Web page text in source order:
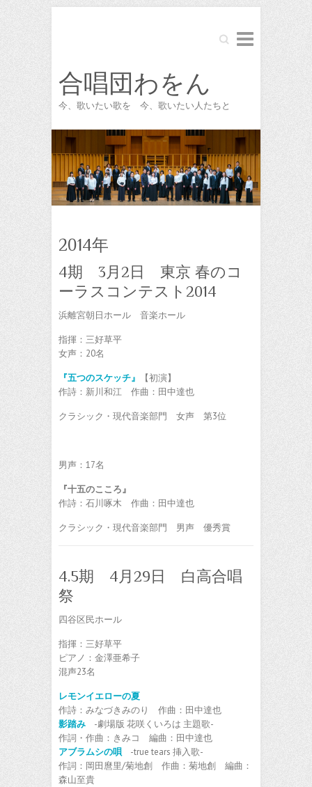
Search
合唱団わをん
今、歌いたい歌を 今、歌いたい人たちと
2014年
4期 3月2日 東京 春のコ
ーラスコンテスト2014
浜離宮朝日ホール 音楽ホール
指揮：三好草平
女声：20名
『五つのスケッチ』
【初演】
作詩：新川和江 作曲：田中達也
クラシック・現代音楽部門 女声 第3位
男声：17名
『十五のこころ』
作詩：石川啄木 作曲：田中達也
クラシック・現代音楽部門 男声 優秀賞
4.5期 4月29日 白高合唱
祭
四谷区民ホール
指揮：三好草平
ピアノ：金澤亜希子
混声23名
レモンイエローの夏
作詩：みなづきみのり 作曲：田中達也
影踏み -劇場版 花咲くいろは 主題歌-
作詞・作曲：きみコ 編曲：田中達也
アブラムシの唄 -true tears 挿入歌-
作詞：岡田麿里/菊地創 作曲：菊地創 編曲：
森山至貴